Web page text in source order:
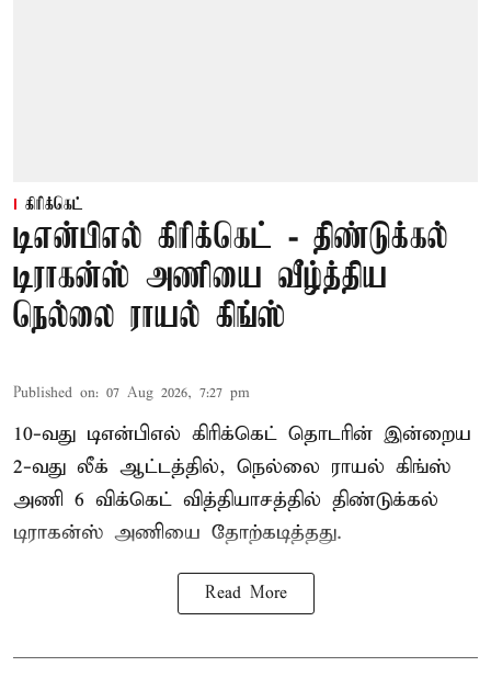
கிரிக்கெட்
டிஎன்பிஎல் கிரிக்கெட் - திண்டுக்கல்
டிராகன்ஸ் அணியை வீழ்த்திய
நெல்லை ராயல் கிங்ஸ்
Published on: 07 Aug 2026, 7:27 pm
10-வது டிஎன்பிஎல் கிரிக்கெட் தொடரின் இன்றைய
2-வது லீக் ஆட்டத்தில், நெல்லை ராயல் கிங்ஸ்
அணி 6 விக்கெட் வித்தியாசத்தில் திண்டுக்கல்
டிராகன்ஸ் அணியை தோற்கடித்தது.
Read More